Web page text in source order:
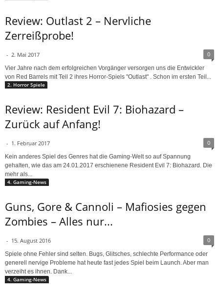
Review: Outlast 2 – Nervliche
Zerreißprobe!
- 2. Mai 2017 0
Vier Jahre nach dem erfolgreichen Vorgänger versorgen uns die Entwickler
von Red Barrels mit Teil 2 ihres Horror-Spiels "Outlast" . Schon im ersten Teil...
2. Horror Spiele
Review: Resident Evil 7: Biohazard –
Zurück auf Anfang!
- 1. Februar 2017 0
Kein anderes Spiel des Genres hat die Gaming-Welt so auf Spannung
gehalten, wie das am 24.01.2017 erschienene Resident Evil 7: Biohazard. Die
mehr als...
4. Gaming-News
Guns, Gore & Cannoli – Mafiosies gegen
Zombies – Alles nur...
- 15. August 2016 0
Spiele ohne Fehler sind selten. Bugs, Glitsches, schlechte Performance oder
generell nervige Probleme hat heute fast jedes Spiel beim Launch. Aber man
verzeiht es ihnen. Dank...
4. Gaming-News